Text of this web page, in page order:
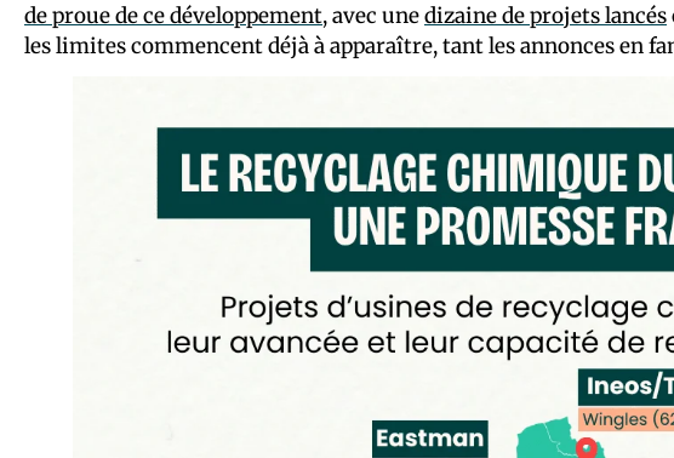
de proue de ce développement, avec unedizaine de projets lancés
les limites commencent déjà à apparaître, tant les annonces en